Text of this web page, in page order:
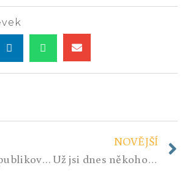
Porada Republikového štábu Referenda ČSR – Občanské jednoty 16.4.2022 – tisková zpráva
NOVĚJŠÍ
Už jsi dnes někoho udal, občane?